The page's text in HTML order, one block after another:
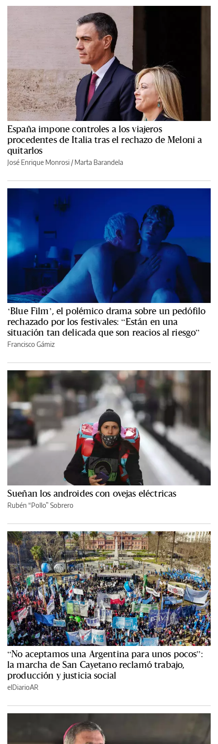
España impone controles a los viajeros
procedentes de Italia tras el rechazo de Meloni a
quitarlos
José Enrique Monrosi / Marta Barandela
‘Blue Film’, el polémico drama sobre un pedófilo
rechazado por los festivales: “Están en una
situación tan delicada que son reacios al riesgo”
Francisco Gámiz
Sueñan los androides con ovejas eléctricas
Rubén “Pollo” Sobrero
“No aceptamos una Argentina para unos pocos”:
la marcha de San Cayetano reclamó trabajo,
producción y justicia social
elDiarioAR